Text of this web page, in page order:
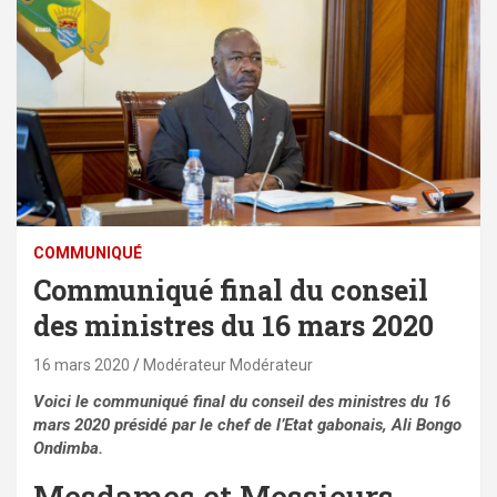
COMMUNIQUÉ
Communiqué final du conseil
des ministres du 16 mars 2020
16 mars 2020 Modérateur Modérateur
Voici le communiqué final du conseil des ministres du 16
mars 2020 présidé par le chef de l’Etat gabonais, Ali Bongo
Ondimba.